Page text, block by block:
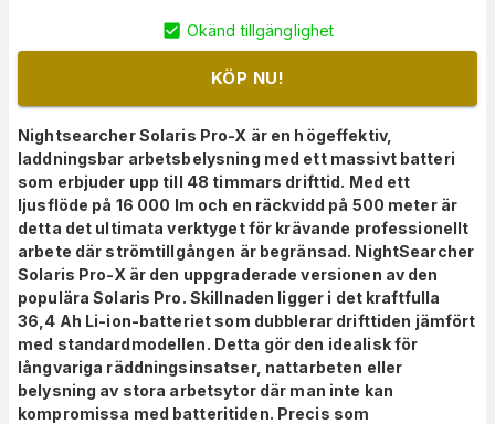
Okänd tillgänglighet
KÖP NU!
Nightsearcher Solaris Pro-X är en h ögeffektiv,
laddningsbar arbetsbelysning med ett massivt batteri
som erbjuder upp till 48 timmars drifttid. Med ett
ljusflöde på 16 000 lm och en räckvidd på 500 meter är
detta det ultimata verktyget för krävande professionellt
arbete där strömtillgången är begränsad. NightSearcher
Solaris Pro-X är den uppgraderade versionen av den
populära Solaris Pro. Skillnaden ligger i det kraftfulla
36,4 Ah Li-ion-batteriet som dubblerar drifttiden jämfört
med standardmodellen. Detta gör den idealisk för
långvariga räddningsinsatser, nattarbeten eller
belysning av stora arbetsytor där man inte kan
kompromissa med batteritiden. Precis som